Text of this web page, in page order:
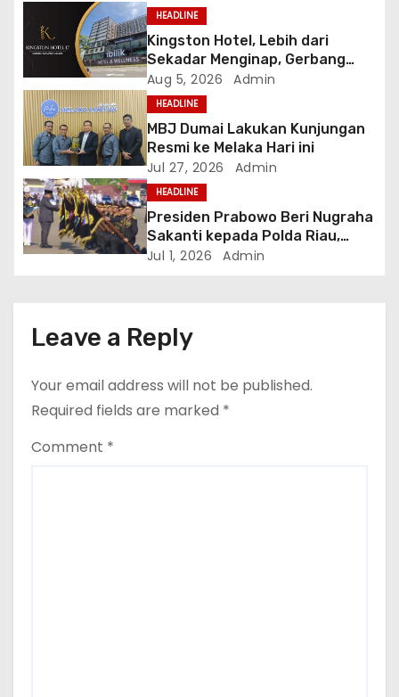
g
a
t
i
o
n
HEADLINE
Kingston Hotel, Lebih dari
Sekadar Menginap, Gerbang
Anda Menuju yang Terbaik di
Melaka
Aug 5, 2026 Admin
HEADLINE
MBJ Dumai Lakukan Kunjungan
Resmi ke Melaka Hari ini
Jul 27, 2026 Admin
HEADLINE
Presiden Prabowo Beri Nugraha
Sakanti kepada Polda Riau,
Kapolda: Penghargaan Ini Milik
Jul 1, 2026 Admin
Leave a Reply
Your email address will not be published.
Required fields are marked *
Comment *